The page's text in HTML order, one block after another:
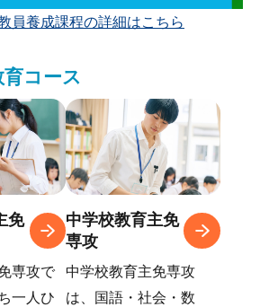
員養成課程の詳細はこちら
コース
免
専攻で
一人ひ
中学校教育主免
専攻
中学校教育主免専攻
は、国語・社会・数
学内限定（各種様式
等）